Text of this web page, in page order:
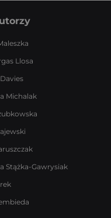
Llosa
Michalak
Stążka-Gawrysiak